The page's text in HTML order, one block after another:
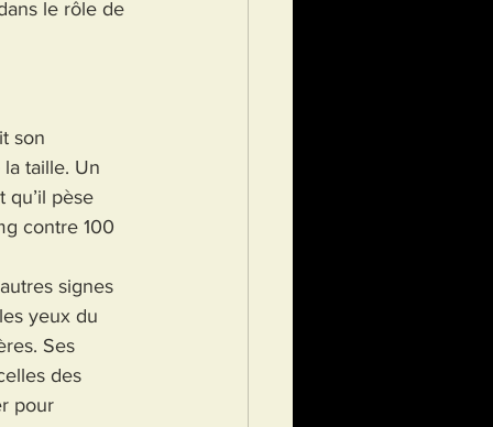
le rôle de
son
taille. Un
qu’il pèse
contre 100
signes
yeux du
Ses
des
pour